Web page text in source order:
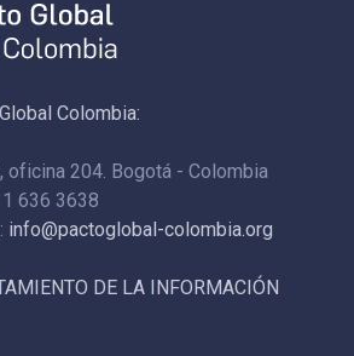
Colombia:
oficina 204. Bogotá - Colombia
636 3638
info@pactoglobal-colombia.org
DE LA INFORMACIÓN